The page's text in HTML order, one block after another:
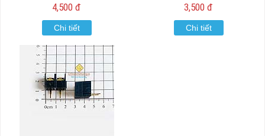
4,500 đ
Chi tiết
3,500 đ
Chi tiết